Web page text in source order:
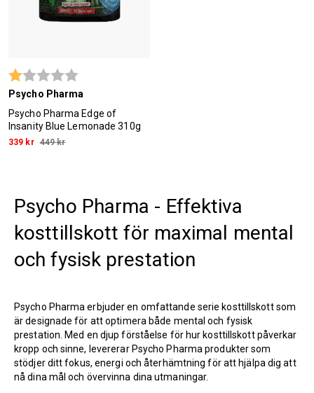
Psycho Pharma - Effektiva
kosttillskott för maximal mental
och fysisk prestation
Psycho Pharma erbjuder en omfattande serie kosttillskott som
är designade för att optimera både mental och fysisk
prestation. Med en djup förståelse för hur kosttillskott påverkar
kropp och sinne, levererar Psycho Pharma produkter som
stödjer ditt fokus, energi och återhämtning för att hjälpa dig att
nå dina mål och övervinna dina utmaningar.
Betyg:
Psycho Pharma
Psycho Pharma Edge of
Insanity Blue Lemonade 310g
339 kr 449 kr